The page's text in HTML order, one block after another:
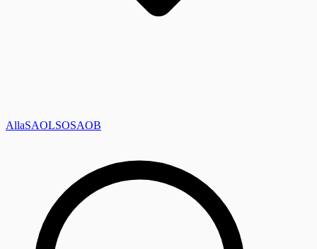
AllaSAOLSOSAOB